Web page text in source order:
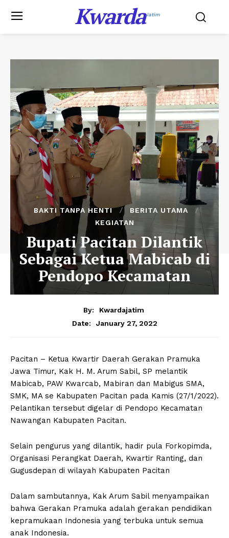
KwardaJatim
BAKTI TANPA HENTI
BERITA UTAMA
KEGIATAN
Bupati Pacitan Dilantik
Sebagai Ketua Mabicab di
Pendopo Kecamatan
By:
Kwardajatim
Date:
January 27, 2022
Pacitan – Ketua Kwartir Daerah Gerakan Pramuka
Jawa Timur, Kak H. M. Arum Sabil, SP melantik
Mabicab, PAW Kwarcab, Mabiran dan Mabigus SMA,
SMK, MA se Kabupaten Pacitan pada Kamis (27/1/2022).
Pelantikan tersebut digelar di Pendopo Kecamatan
Nawangan Kabupaten Pacitan.
Selain pengurus yang dilantik, hadir pula Forkopimda,
Organisasi Perangkat Daerah, Kwartir Ranting, dan
Gugusdepan di wilayah Kabupaten Pacitan
Dalam sambutannya, Kak Arum Sabil menyampaikan
bahwa Gerakan Pramuka adalah gerakan pendidikan
kepramukaan Indonesia yang terbuka untuk semua
anak Indonesia.